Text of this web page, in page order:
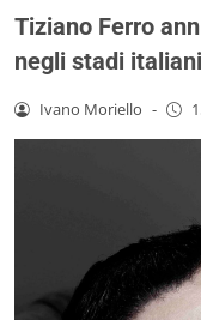
Tiziano Ferro
negli stadi
Ivano Moriello -